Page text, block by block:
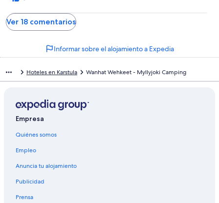
Ver 18 comentarios
Informar sobre el alojamiento a Expedia
Hoteles en Karstula Wanhat Wehkeet - Myllyjoki Camping
Empresa
Quiénes somos
Empleo
Anuncia tu alojamiento
Publicidad
Prensa